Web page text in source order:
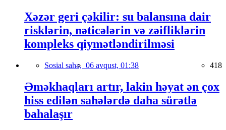
Xəzər geri çəkilir: su balansına dair
risklərin, nəticələrin və zəifliklərin
kompleks qiymətləndirilməsi
Sosial sahə, 06 avqust, 01:38 418
Əməkhaqları artır, lakin həyat ən çox
hiss edilən sahələrdə daha sürətlə
bahalaşır